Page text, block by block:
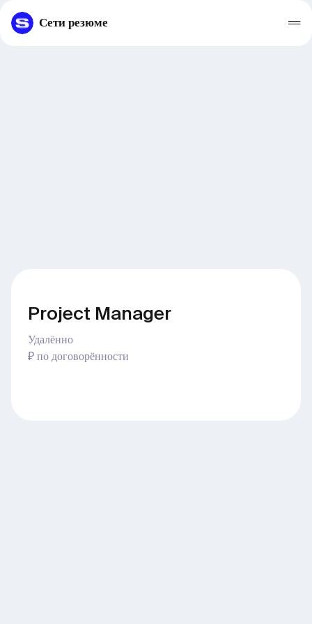
Сети резюме
Project Manager
Удалённо
₽ по договорённости